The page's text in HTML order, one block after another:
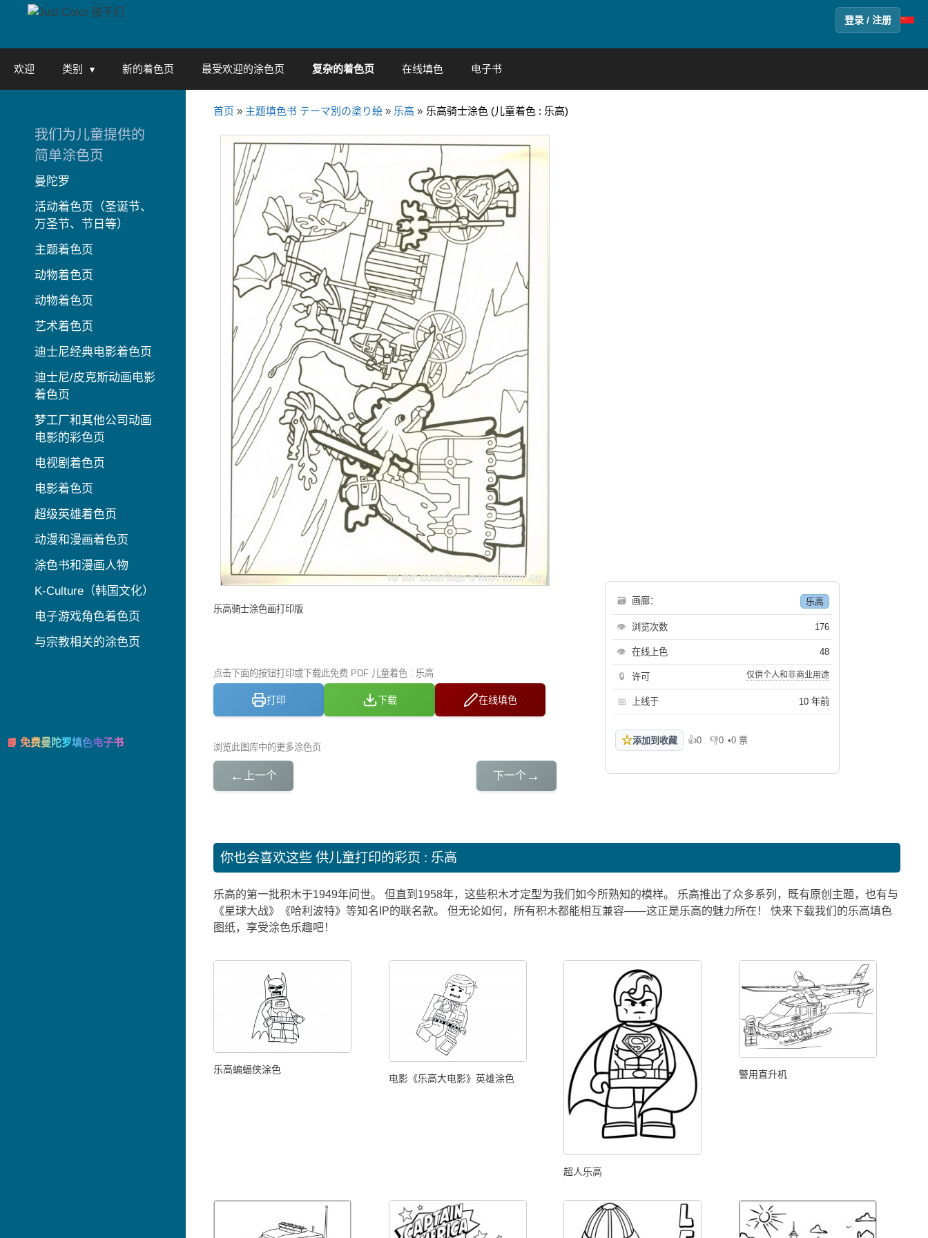
登录 / 注册
欢迎 类别 新的着色页 最受欢迎的涂色页 复杂的着色页 在线填色 电子书
首页 » 主题填色书 テーマ別の塗り絵» 乐高 » 乐高骑士涂色 (儿童着色 : 乐高)
乐高骑士涂色画打印版
点击下面的按钮打印或下载此免费 PDF 儿童着色 : 乐高
打印 下载 在线填色
浏览此图库中的更多涂色页
← 上一个 下一个 →
🗃 画廊： 乐高
👁 浏览次数 176
👁 在线上色 48
🔒 许可 仅供个人和非商业用途
📅 上线于 10 年前
☆添加到收藏 👍0
喜欢 👎0
不喜欢
•0 票
你也会喜欢这些 供儿童打印的彩页 : 乐高
乐高的第一批积木于1949年问世。 但直到1958年，这些积木才定型为我们如今所熟知的模样。 乐高推出了众多系列，既有原创主题，也有与
《星球大战》《哈利波特》等知名IP的联名款。 但无论如何，所有积木都能相互兼容——这正是乐高的魅力所在！ 快来下载我们的乐高填色
图纸，享受涂色乐趣吧！
乐高蝙蝠侠涂色
电影《乐高大电影》英雄涂色
超人乐高
警用直升机
我们为儿童提供的
简单涂色页
曼陀罗
活动着色页（圣诞节、
万圣节、节日等）
主题着色页
动物着色页
动物着色页
艺术着色页
迪士尼经典电影着色页
迪士尼/皮克斯动画电影
着色页
梦工厂和其他公司动画
电影的彩色页
电视剧着色页
电影着色页
超级英雄着色页
动漫和漫画着色页
涂色书和漫画人物
K-Culture（韩国文化）
电子游戏角色着色页
与宗教相关的涂色页
📘 免费曼陀罗填色电子书